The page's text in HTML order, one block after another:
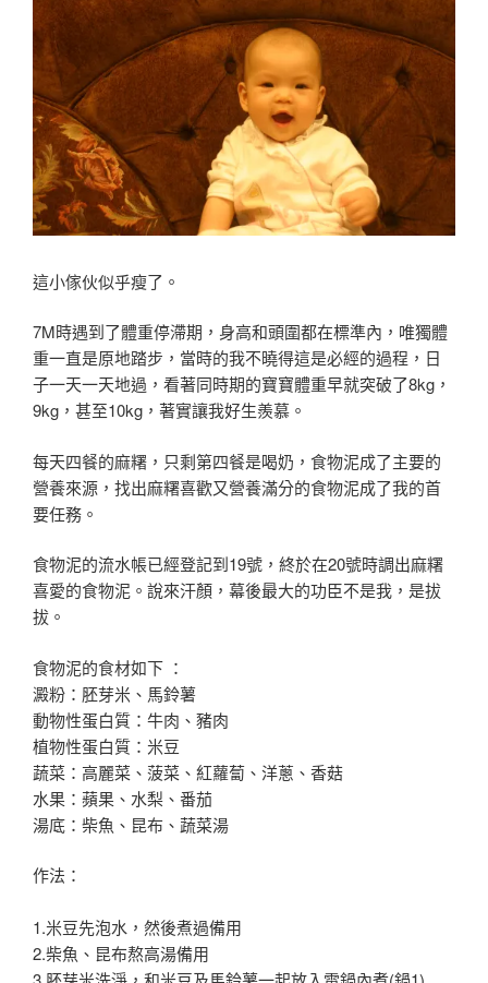
這小傢伙似乎瘦了 。
7M時遇到了體重停滯期 ，身高和頭圍都在標準內 ，唯獨體
重一直是原地踏步 ， 當時的我不曉得這是必經的過程 ，日
子一天一天地過 ，看著同時期的寶寶體重早就突破了8kg ，
9kg ， 甚至10kg ，著實讓我好生羨慕 。
每天四餐的麻糬 ，只剩第四餐是喝奶 ，食物泥成了主要的
營養來源 ，找出麻糬喜歡又營養滿分的食物泥成了我的首
要任務 。
食物泥的流水帳已經登記到19號 ，終於在20號時調出麻糬
喜愛的食物泥 。說來汗顏 ，幕後最大的功臣不是我 ， 是拔
拔 。
食物泥的食材如下 ：
澱粉：胚芽米 、馬鈴薯
動物性蛋白質：牛肉 、豬肉
植物性蛋白質： 米豆
蔬菜：高麗菜 、菠菜、紅蘿蔔、洋蔥、香菇
水果：蘋果 、水梨、番茄
湯底：柴魚、昆布、蔬菜湯
作法 ：
1.米豆先泡水 ，然後煮過備用
2.柴魚、昆布熬高湯備用